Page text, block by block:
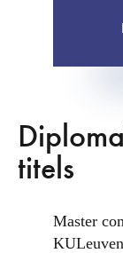
titels
Master
KULeuven